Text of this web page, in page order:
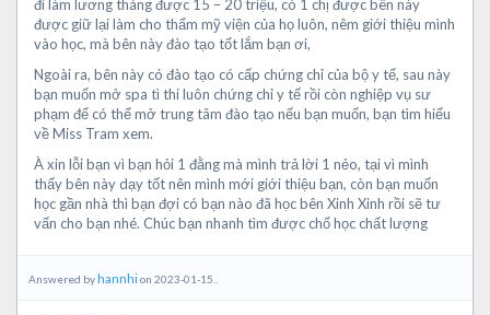
đi làm lương tháng được 15 – 20 triệu, có 1 chị được bên này
được giữ lại làm cho thẩm mỹ viện của họ luôn, nêm giới thiệu mình
vào học, mà bên này đào tạo tốt lắm bạn ơi,
Ngoài ra, bên này có đào tạo có cấp chứng chỉ của bộ y tế, sau này
bạn muốn mở spa tì thi luôn chứng chỉ y tế rồi còn nghiệp vụ sư
phạm để có thể mở trung tâm đào tạo nếu bạn muốn, bạn tìm hiểu
về Miss Tram xem.
À xin lỗi bạn vì bạn hỏi 1 đằng mà mình trả lời 1 nẻo, tại vì mình
thấy bên này dạy tốt nên mình mới giới thiệu bạn, còn bạn muốn
học gần nhà thì bạn đợi có bạn nào đã học bên Xinh Xinh rồi sẽ tư
vấn cho bạn nhé. Chúc bạn nhanh tìm được chổ học chất lượng
Answered byhannhion 2023-01-15..